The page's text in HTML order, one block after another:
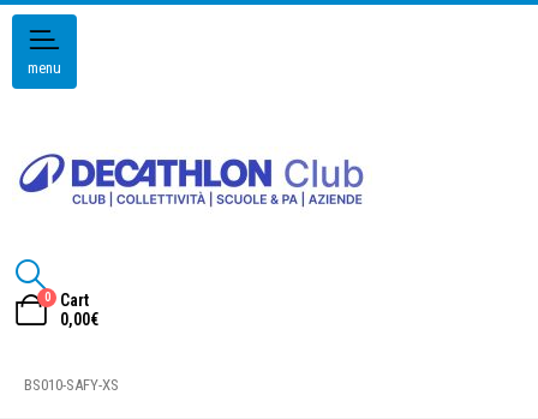
menu
0
Cart
0,00€
BS010-SAFY-XS